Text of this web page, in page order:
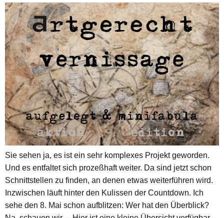
Sie sehen ja, es ist ein sehr komplexes Projekt geworden.
Und es entfaltet sich prozeßhaft weiter. Da sind jetzt schon
Schnittstellen zu finden, an denen etwas weiterführen wird.
Inzwischen läuft hinter den Kulissen der Countdown. Ich
sehe den 8. Mai schon aufblitzen: Wer hat den Überblick?